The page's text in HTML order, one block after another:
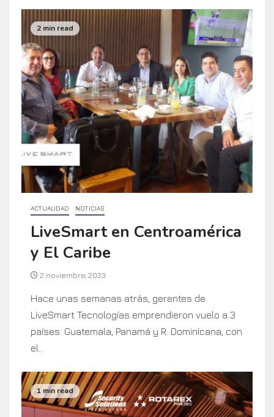
2 min read
ACTUALIDAD NOTICIAS
LiveSmart en Centroamérica
y El Caribe
2 noviembre, 2023
Hace unas semanas atrás, gerentes de
LiveSmart Tecnologías emprendieron vuelo a 3
países: Guatemala, Panamá y R. Dominicana, con
el...
1 min read